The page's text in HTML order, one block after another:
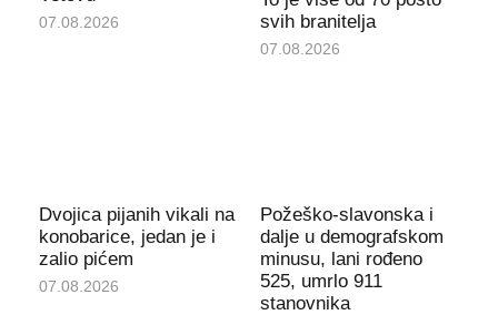
07.08.2026
svih branitelja
07.08.2026
Dvojica pijanih vikali na
konobarice, jedan je i
zalio pićem
07.08.2026
Požeško-slavonska i
dalje u demografskom
minusu, lani rođeno
525, umrlo 911
stanovnika